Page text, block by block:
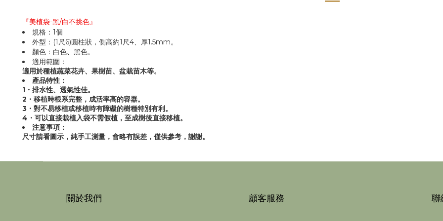
『美植袋-黑/白不挑色』
規格：1個
外型：(1尺6)圓柱狀，側高約1尺4、厚1.5mm。
顏色：白色、 黑色。
適用範圍：
適用於種植蔬菜花卉、果樹苗、盆栽苗木等。
產品特性：
1・排水性、透氣性佳。
2・移植時根系完整，成活率高的容器。
3・對不易移植或移植時有障礙的樹種特別有利。
4・可以直接栽植入袋不需假植，至成樹後直接移植。
注意事項：
尺寸請看圖示，純手工測量，會略有誤差，僅供參考，謝謝。
關於我們 顧客服務 聯